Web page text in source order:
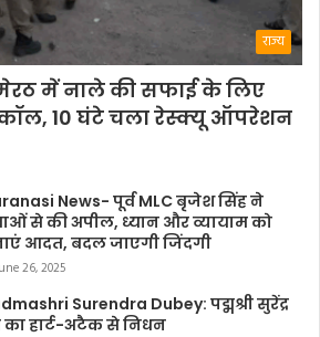
राज्य
में नाले की सफाई के लिए
कॉल, 10 घंटे चला रेस्क्यू ऑपरेशन
News- पूर्व MLC बृजेश सिंह ने
से की अपील, ध्यान और व्यायाम को
आदत, बदल जाएगी जिंदगी
26, 2025
Surendra Dubey: पद्मश्री सुरेंद्र
का हार्ट-अटैक से निधन